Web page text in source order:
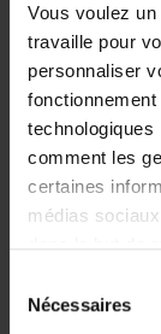
Vous voulez
travaille pour
personnaliser
technologiques
comment les
certaines
médias
dans le but de
Nécessaires
l'humidité,
KWIKFIT
l'insertion
Fermeture